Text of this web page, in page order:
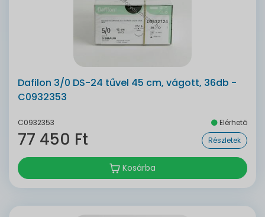
Dafilon 3/0 DS-24 tűvel 45 cm, vágott, 36db -
C0932353
C0932353 Elérhető
77 450 Ft Részletek
Kosárba